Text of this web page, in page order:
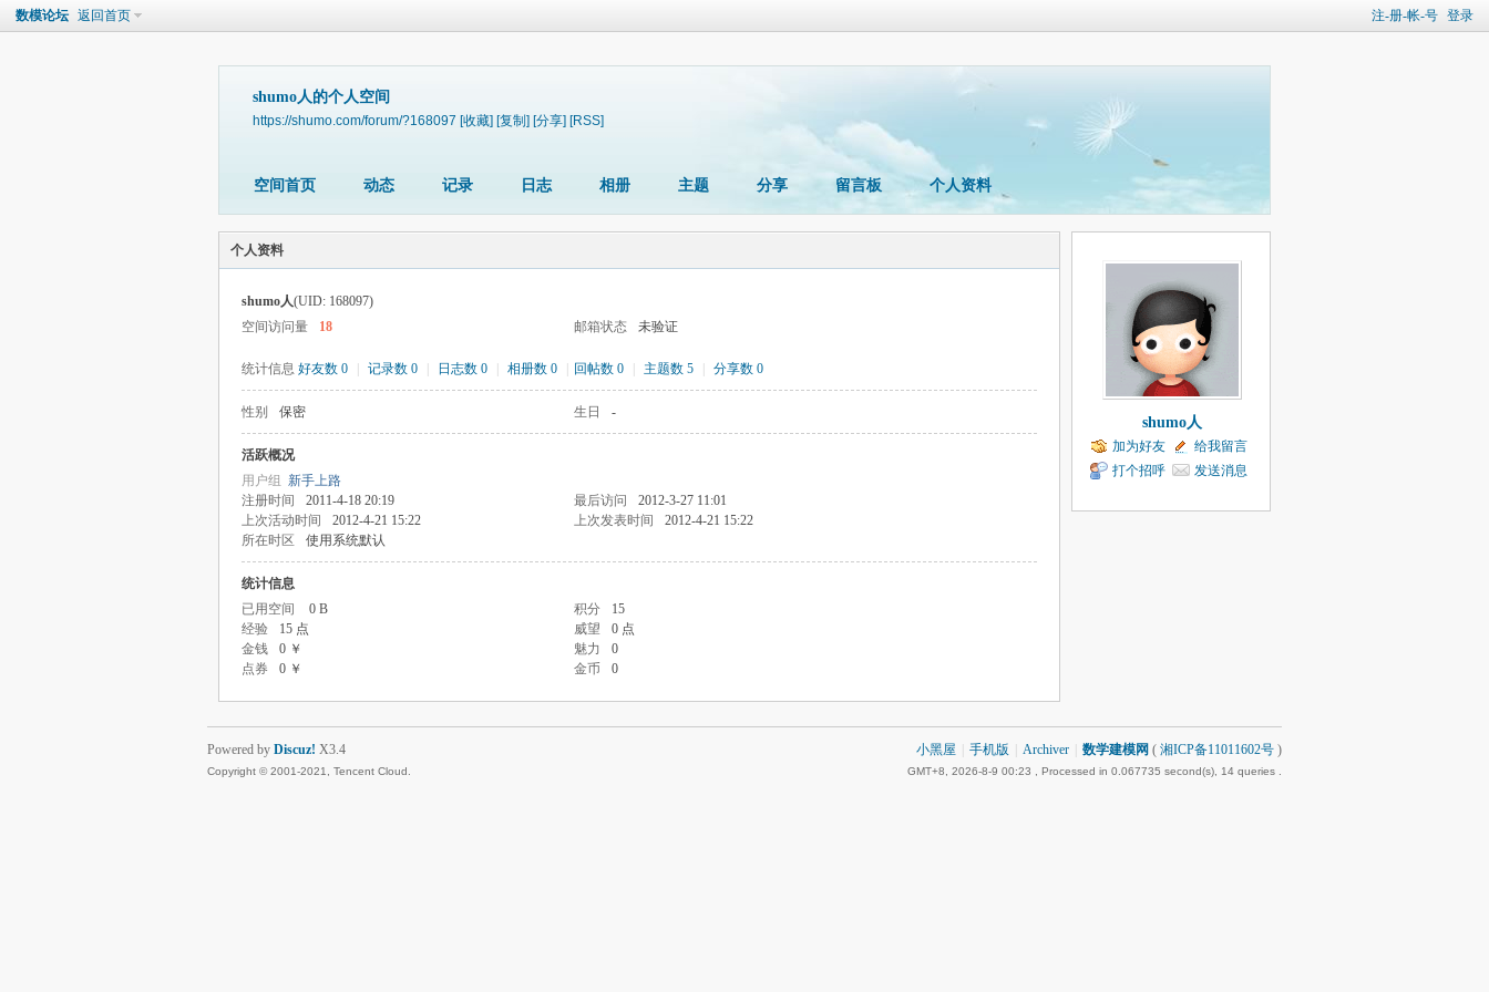
注-册-帐-号 登录
数模论坛 返回首页
shumo人的个人空间
https://shumo.com/forum/?168097 [收藏] [复制] [分享] [RSS]
空间首页 动态 记录 日志 相册 主题 分享 留言板 个人资料
个人资料
shumo人(UID: 168097)
空间访问量
18 邮箱状态 未验证
统计信息 好友数 0 记录数 0 日志数 0 相册数 0 回帖数 0 主题数 5 分享数 0
性别 保密 生日 -
活跃概况
用户组 新手上路
注册时间
2011-4-18 20:19 最后访问
2012-3-27 11:01
上次活动时间
2012-4-21 15:22 上次发表时间
2012-4-21 15:22
所在时区
使用系统默认
统计信息
已用空间
0 B 积分
15
经验
15 点 威望
0 点
金钱
0 ￥ 魅力
0
点券
0 ￥ 金币 0
shumo人
加为好友
给我留言
打个招呼
发送消息
小黑屋 手机版 Archiver 数学建模网 ( 湘ICP备11011602号 )
GMT+8, 2026-8-9 00:23 , Processed in 0.067735 second(s), 14 queries .
Powered by Discuz! X3.4
Copyright © 2001-2021, Tencent Cloud.